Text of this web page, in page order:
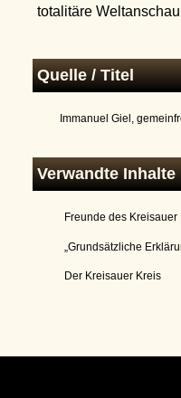
totalitäre
Quelle / Titel
Immanuel Giel,
Verwandte Inhalte
Freunde des Kreisauer
„Grundsätzliche
Der Kreisauer Kreis